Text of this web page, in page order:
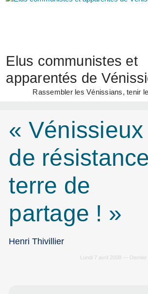
Elus communistes et
apparentés de
Rassembler les Vénissians, tenir
«
de
terre de
partage ! »
Henri Thivillier
Lundi 7 avril 2008 — Dernier